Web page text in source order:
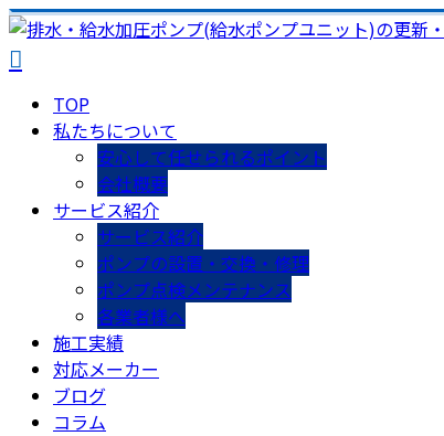
TOP
私たちについて
安心して任せられるポイント
会社概要
サービス紹介
サービス紹介
ポンプの設置・交換・修理
ポンプ点検メンテナンス
各業者様へ
施工実績
対応メーカー
ブログ
コラム